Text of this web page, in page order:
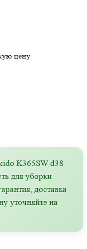
цену
K365SW d38
для уборки
доставка
уточняйте на